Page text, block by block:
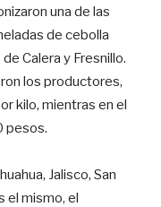
una de las
de cebolla
Calera y Fresnillo.
los productores,
kilo, mientras en el
pesos.
Jalisco, San
el mismo, el